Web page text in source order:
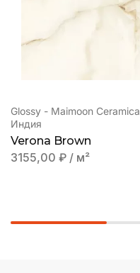
Glossy - Maimoon Ceramica
Индия
Verona Brown
3155,00 ₽ / м²